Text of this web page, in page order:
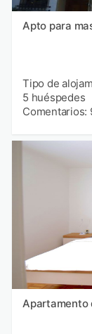
Apto para
Tipo de
5 huéspedes
Comentarios:
Apartamento